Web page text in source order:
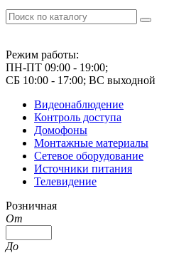
Режим работы:
ПН-ПТ 09:00 - 19:00;
СБ 10:00 - 17:00; ВС выходной
Видеонаблюдение
Контроль доступа
Домофоны
Монтажные материалы
Сетевое оборудование
Источники питания
Телевидение
Розничная
От
До